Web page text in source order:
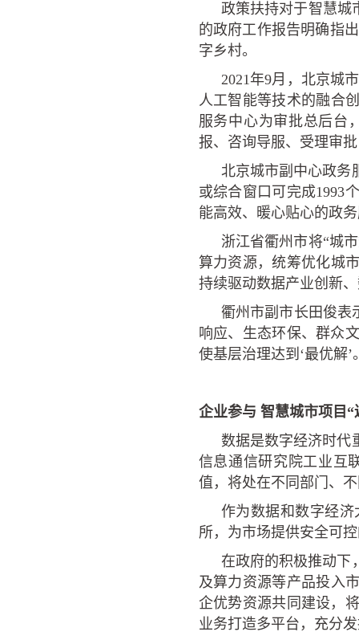
政策扶持对于智慧城
的政府工作报告明确指
字乡村。
2021年9月 ，北京城
人工智能等技术的融合
服务中心为审批总后台
报、咨询导服、受理审
北京城市副中心政务
或综合窗口可 完成1993
能高效、暖心贴心的政
浙江省衢州市将“城
算力资源，统筹优化城
持续驱动数据产业创新
衢州市副市长田俊表
响应、生态环保、群众
使基层治理达到‘最优解’
企业参与 智慧城市项目 “
数据是数字经济时代
信息通信研究院工业互
值，将处在不同部门、
作为数据和数字经
所，为市场提供安全可
在政府的积极推动下
及算力资源等产品投入
企优势资源共同建设，
业务打造多平台，充分